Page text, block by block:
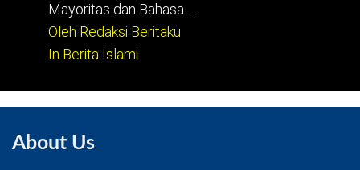
Mayoritas dan Bahasa …
Oleh Redaksi Beritaku
In Berita Islami
About Us